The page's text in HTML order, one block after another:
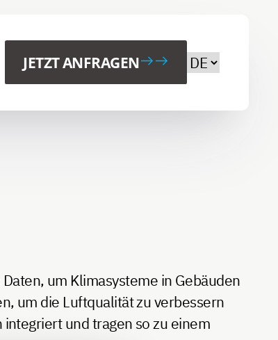
JETZT ANFRAGEN Wählen Sie
um Klimasysteme in Gebäuden
um die Luftqualität zu verbessern
und tragen so zu einem